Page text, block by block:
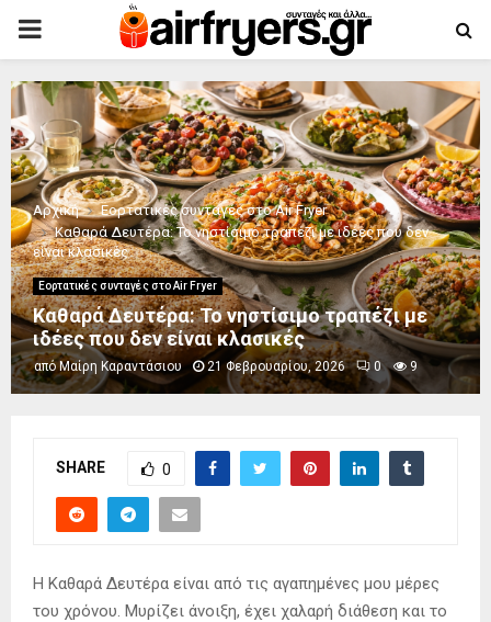
PRIMARY
MENU
Αρχική
Εορτατικές συνταγές στο Air Fryer
Καθαρά Δευτέρα: Το νηστίσιμο τραπέζι με ιδέες που δεν
είναι κλασικές
Εορτατικές συνταγές στο Air Fryer
Καθαρά Δευτέρα: Το νηστίσιμο τραπέζι με
ιδέες που δεν είναι κλασικές
απόΜαίρη Καραντάσιου 21 Φεβρουαρίου, 2026 0 9
SHARE 0
Η Καθαρά Δευτέρα είναι από τις αγαπημένες μου μέρες
του χρόνου. Μυρίζει άνοιξη, έχει χαλαρή διάθεση και το